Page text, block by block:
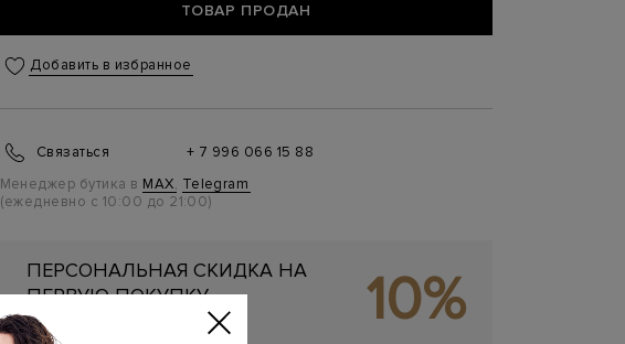
ТОВАР ПРОДАН
Добавить в избранное
Связаться
+ 7 996 066 15 88
Менеджер бутика в MAX, Telegram
(ежедневно с 10:00 до 21:00)
ПЕРСОНАЛЬНАЯ СКИДКА НА
ПЕРВУЮ ПОКУПКУ
Подробнее 10%